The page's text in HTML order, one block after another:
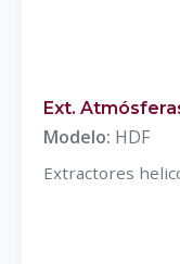
Ext.
Modelo: HDF
Extractores